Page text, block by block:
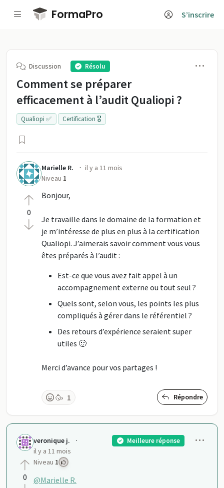
Passer au contenu principal
FormaPro S’inscrire
Discussion Résolu
Comment se préparer
efficacement à l’audit Qualiopi ?
Qualiopi ✅ Certification 🎖️
0
Marielle R. · il y a 11 mois
Niveau 1
Bonjour,
Je travaille dans le domaine de la formation et
je m’intéresse de plus en plus à la certification
Qualiopi. J’aimerais savoir comment vous vous
êtes préparés à l’audit :
Est-ce que vous avez fait appel à un
accompagnement externe ou tout seul ?
Quels sont, selon vous, les points les plus
compliqués à gérer dans le référentiel ?
Des retours d’expérience seraient super
utiles 🙂
Merci d’avance pour vos partages !
🥳 1 Répondre
0
veronique j. ·
il y a 11 mois
Niveau 1
Meilleure réponse
@Marielle R.